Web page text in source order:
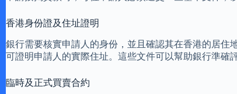
香港身份證及住址證明
銀行需要核實申請人的身份，並且確認其在香港的居住
可證明申請人的實際住址。這些文件可以幫助銀行準確
臨時及正式買賣合約